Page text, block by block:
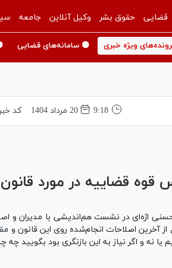
قضایی حقوق بشر وکیل آنلاین جامعه
ویژه خبری 🟡 سامانه‌های قضایی
9:18 20 مرداد 1404 کد
قوه قضاییه در مورد
اصلاحات انجام‌شده روی این قانون و
یا نه و اگر نیاز به این بازنگری بود بگویید